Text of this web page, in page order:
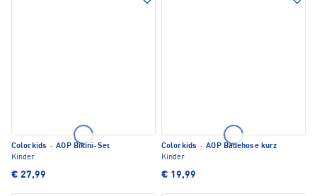
Colorkids · AOP Bikini-Set
Kinder
€ 27,99
Colorkids · AOP Badehose kurz
Kinder
€ 19,99